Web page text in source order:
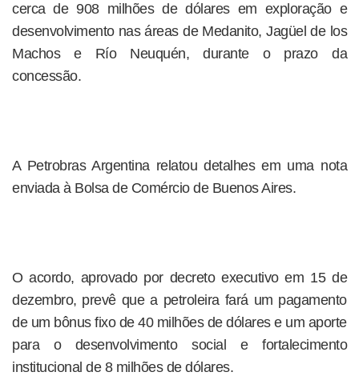
cerca de 908 milhões de dólares em exploração e
desenvolvimento nas áreas de Medanito, Jagüel de los
Machos e Río Neuquén, durante o prazo da
concessão.
A Petrobras Argentina relatou detalhes em uma nota
enviada à Bolsa de Comércio de Buenos Aires.
O acordo, aprovado por decreto executivo em 15 de
dezembro, prevê que a petroleira fará um pagamento
de um bônus fixo de 40 milhões de dólares e um aporte
para o desenvolvimento social e fortalecimento
institucional de 8 milhões de dólares.